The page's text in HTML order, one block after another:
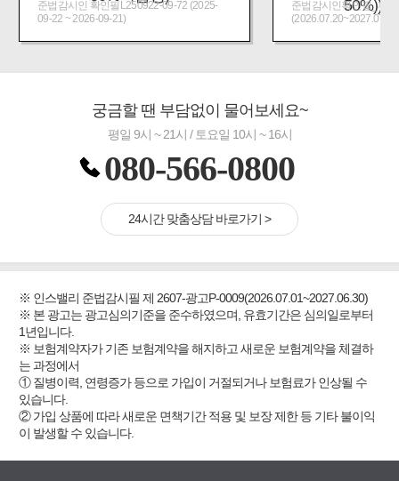
준법감시인 확인필L250922-09-72 (2025-
09-22 ~ 2026-09-21)
50%))
준법감시인확인필_제
궁금할 땐 부담없이 물어보세요~
평일 9시 ~ 21시 / 토요일 10시 ~ 16시
080-566-0800
24시간 맞춤상담 바로가기 >
※ 인스밸리 준법감시필 제 2607-광고P-0009(2026.07.01~2027.06.30)
※ 본 광고는 광고심의기준을 준수하였으며, 유효기간은 심의일로부터
1년입니다.
※ 보험계약자가 기존 보험계약을 해지하고 새로운 보험계약을 체결하
는 과정에서
① 질병이력, 연령증가 등으로 가입이 거절되거나 보험료가 인상될 수
있습니다.
② 가입 상품에 따라 새로운 면책기간 적용 및 보장 제한 등 기타 불이익
이 발생할 수 있습니다.